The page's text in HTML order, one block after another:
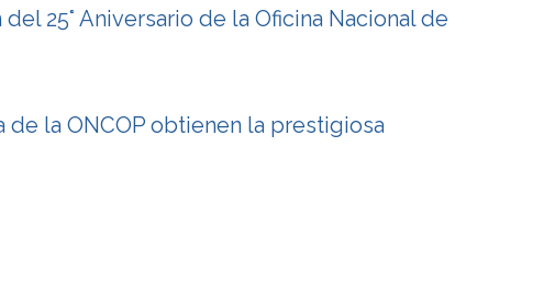
25° Aniversario de la Oficina Nacional de
la ONCOP obtienen la prestigiosa